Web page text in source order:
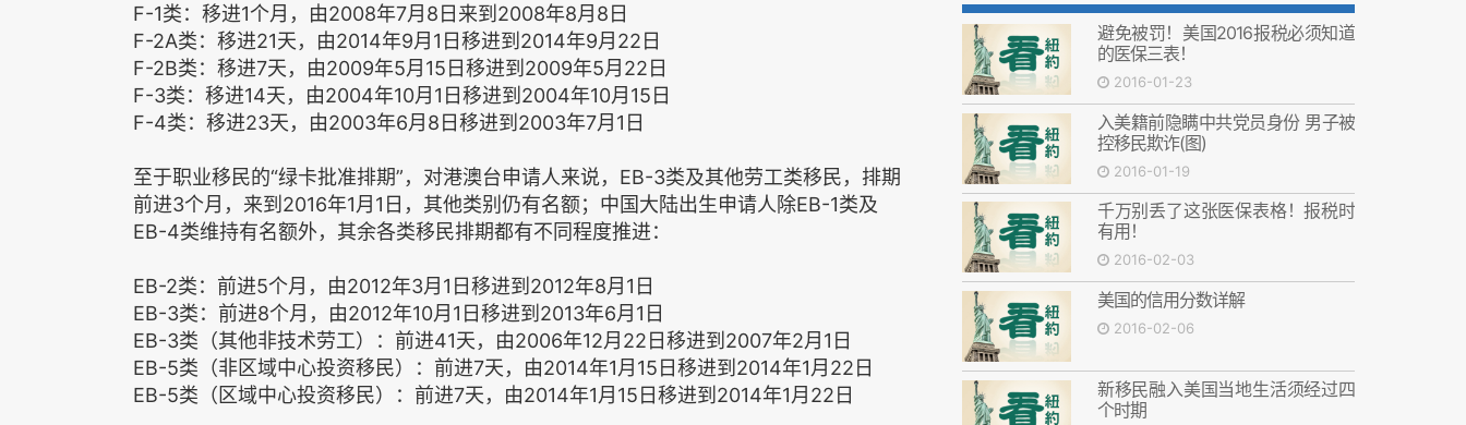
F-1类：移进1个月，由2008年7月8日来到2008年8月8日
F-2A类：移进21天，由2014年9月1日移进到2014年9月22日
F-2B类：移进7天，由2009年5月15日移进到2009年5月22日
F-3类：移进14天，由2004年10月1日移进到2004年10月15日
F-4类：移进23天，由2003年6月8日移进到2003年7月1日
至于职业移民的“绿卡批准排期”，对港澳台申请人来说，EB-3类及其他劳工类移民，排期
前进3个月，来到2016年1月1日，其他类别仍有名额；中国大陆出生申请人除EB-1类及
EB-4类维持有名额外，其余各类移民排期都有不同程度推进：
EB-2类：前进5个月，由2012年3月1日移进到2012年8月1日
EB-3类：前进8个月，由2012年10月1日移进到2013年6月1日
EB-3类（其他非技术劳工）：前进41天，由2006年12月22日移进到2007年2月1日
EB-5类（非区域中心投资移民）：前进7天，由2014年1月15日移进到2014年1月22日
EB-5类（区域中心投资移民）：前进7天，由2014年1月15日移进到2014年1月22日
避免被罚！美国2016报税必须知道
的医保三表！
2016-01-23
入美籍前隐瞒中共党员身份 男子被
控移民欺诈(图)
2016-01-19
千万别丢了这张医保表格！报税时
有用！
2016-02-03
美国的信用分数详解
2016-02-06
新移民融入美国当地生活须经过四
个时期